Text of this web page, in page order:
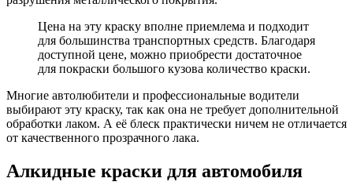
Цена на эту краску вполне приемлема и подходит
для большинства транспортных средств. Благодаря
доступной цене, можно приобрести достаточное
для покраски большого кузова количество краски.
Многие автолюбители и профессиональные водители
выбирают эту краску, так как она не требует дополнительной
обработки лаком. А её блеск практически ничем не отличается
от качественного прозрачного лака.
Алкидные краски для автомобиля